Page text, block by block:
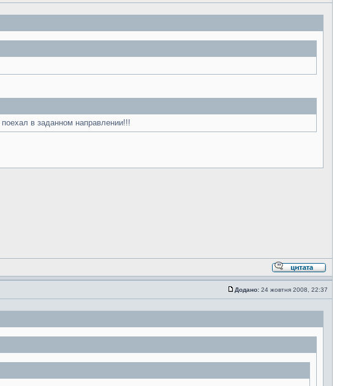
поехал в заданном направлении!!!
Додано: 24 жовтня 2008, 22:37